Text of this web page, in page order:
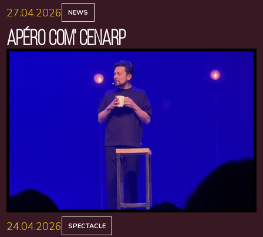
27.04.2026 NEWS
APÉRO COM' CENARP
24.04.2026 SPECTACLE